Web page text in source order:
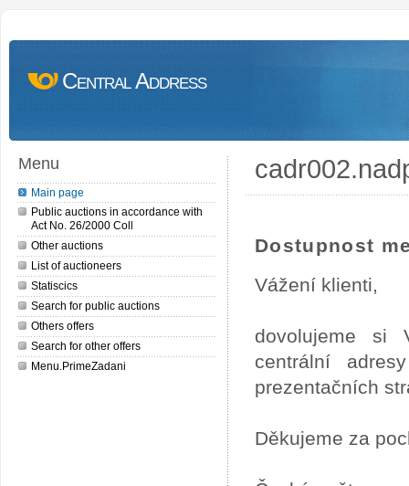
Central Address
Menu
Main page
Public auctions in accordance with
Act No. 26/2000 Coll
Other auctions
List of auctioneers
Statiscics
Search for public auctions
Others offers
Search for other offers
Menu.PrimeZadani
Dostupnost
Vážení klienti,
dovolujeme si
centrální
prezentačních
Děkujeme za